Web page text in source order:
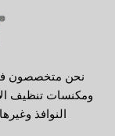
نحن متخصصون في
ومكنسات تنظيف
النوافذ